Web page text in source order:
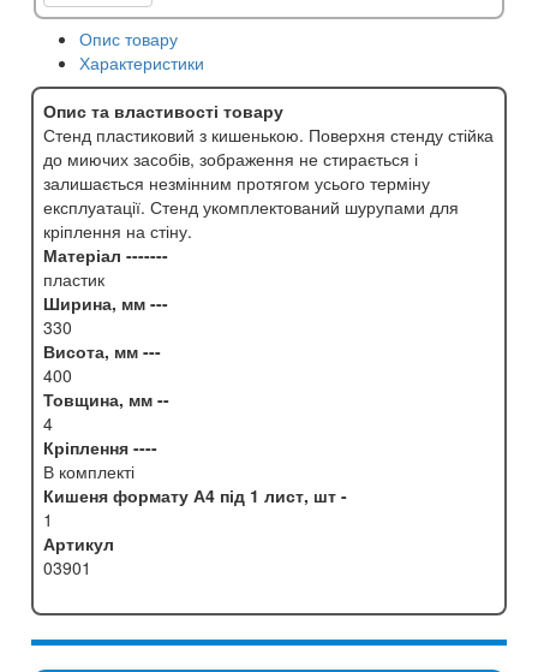
Опис товару
Характеристики
Опис та властивості товару
Стенд пластиковий з кишенькою. Поверхня стенду стійка
до миючих засобів, зображення не стирається і
залишається незмінним протягом усього терміну
експлуатації. Стенд укомплектований шурупами для
кріплення на стіну.
Матеріал -------
пластик
Ширина, мм ---
330
Висота, мм ---
400
Товщина, мм --
4
Кріплення ----
В комплекті
Кишеня формату А4 під 1 лист, шт -
1
Артикул
03901